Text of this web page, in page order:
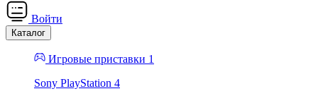
Войти
Каталог
Игровые приставки 1
Sony PlayStation 4